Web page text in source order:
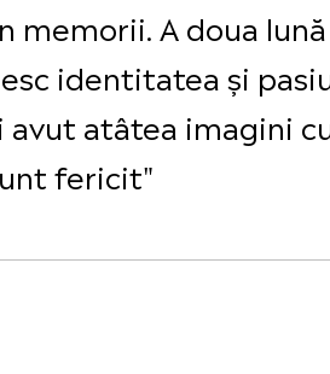
memorii. A doua
identitatea și
avut atâtea imagini
fericit"